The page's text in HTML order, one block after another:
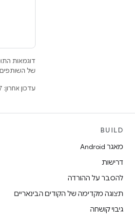
דוגמאות
של
עדכון אחרון: 2025-07-27 (שעון UTC).
BUILD
מאגר Android
דרישות
להסבר על ההורדה
תצוגה מקדימה של הקודים הבינאריים
גיבוי קושחה